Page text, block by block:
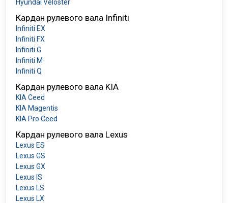
Hyundai Veloster
Кардан рулевого вала Infiniti
Infiniti EX
Infiniti FX
Infiniti G
Infiniti M
Infiniti Q
Кардан рулевого вала KIA
KIA Ceed
KIA Magentis
KIA Pro Ceed
Кардан рулевого вала Lexus
Lexus ES
Lexus GS
Lexus GX
Lexus IS
Lexus LS
Lexus LX